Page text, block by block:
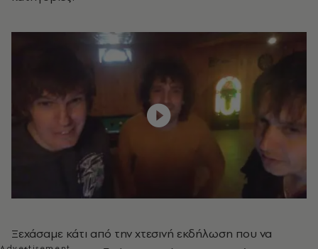
Ξεχάσαμε κάτι από την χτεσινή εκδήλωση που να